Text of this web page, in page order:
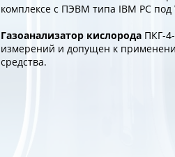
комплексе с ПЭВМ типа IBM PC под
Газоанализатор кислорода ПКГ-
измерений и допущен к
средства.